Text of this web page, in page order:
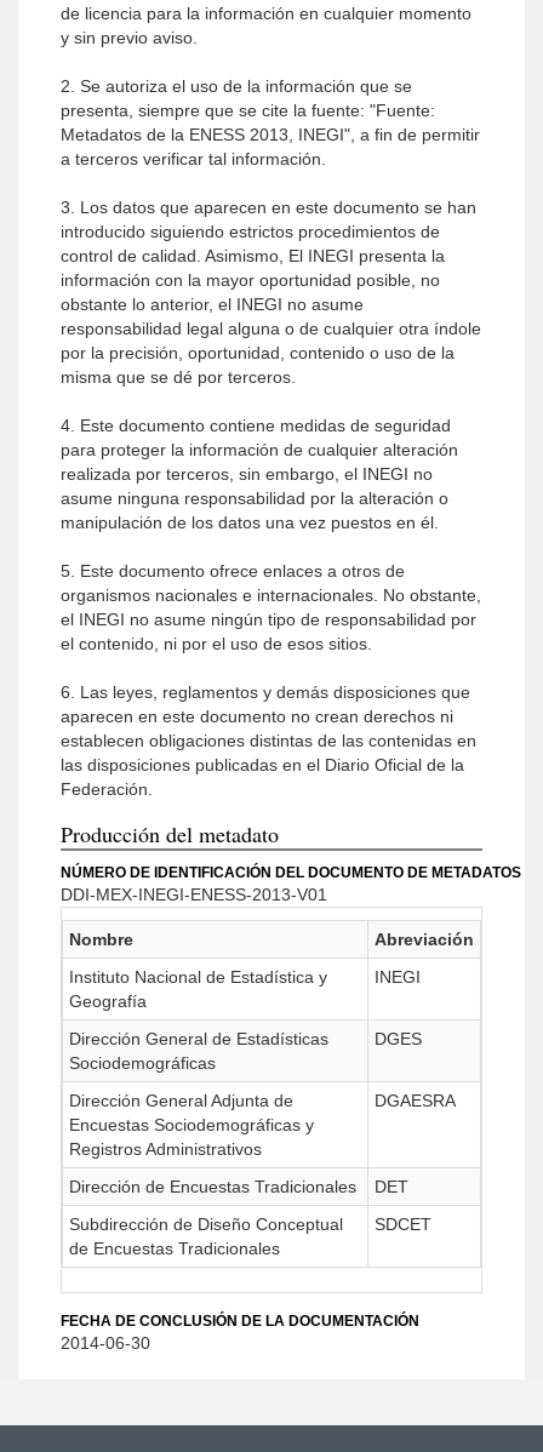
de licencia para la información en cualquier momento
y sin previo aviso.
2. Se autoriza el uso de la información que se
presenta, siempre que se cite la fuente: "Fuente:
Metadatos de la ENESS 2013, INEGI", a fin de permitir
a terceros verificar tal información.
3. Los datos que aparecen en este documento se han
introducido siguiendo estrictos procedimientos de
control de calidad. Asimismo, El INEGI presenta la
información con la mayor oportunidad posible, no
obstante lo anterior, el INEGI no asume
responsabilidad legal alguna o de cualquier otra índole
por la precisión, oportunidad, contenido o uso de la
misma que se dé por terceros.
4. Este documento contiene medidas de seguridad
para proteger la información de cualquier alteración
realizada por terceros, sin embargo, el INEGI no
asume ninguna responsabilidad por la alteración o
manipulación de los datos una vez puestos en él.
5. Este documento ofrece enlaces a otros de
organismos nacionales e internacionales. No obstante,
el INEGI no asume ningún tipo de responsabilidad por
el contenido, ni por el uso de esos sitios.
6. Las leyes, reglamentos y demás disposiciones que
aparecen en este documento no crean derechos ni
establecen obligaciones distintas de las contenidas en
las disposiciones publicadas en el Diario Oficial de la
Federación.
Producción del metadato
NÚMERO DE IDENTIFICACIÓN DEL DOCUMENTO DE METADATOS
DDI-MEX-INEGI-ENESS-2013-V01
Nombre
Abreviación
Instituto Nacional de Estadística y
Geografía
INEGI
Dirección General de Estadísticas
Sociodemográficas
DGES
Dirección General Adjunta de
Encuestas Sociodemográficas y
Registros Administrativos
DGAESRA
Dirección de Encuestas Tradicionales
DET
Subdirección de Diseño Conceptual
de Encuestas Tradicionales
SDCET
FECHA DE CONCLUSIÓN DE LA DOCUMENTACIÓN
2014-06-30